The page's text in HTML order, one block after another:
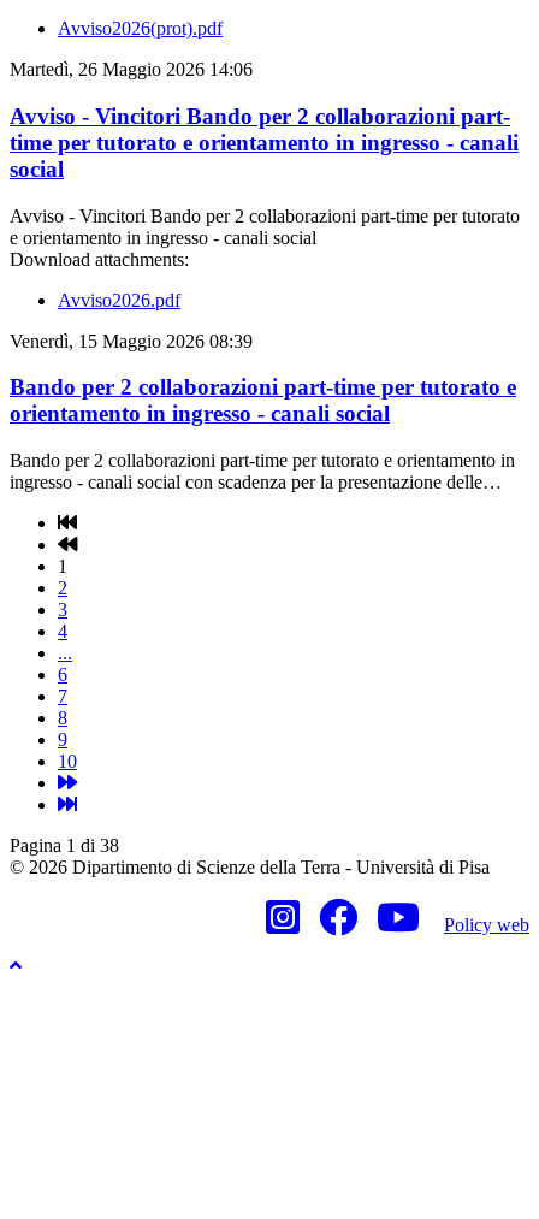
Avviso2026(prot).pdf
Martedì, 26 Maggio 2026 14:06
Avviso - Vincitori Bando per 2 collaborazioni part-
time per tutorato e orientamento in ingresso - canali
social
Avviso - Vincitori Bando per 2 collaborazioni part-time per tutorato
e orientamento in ingresso - canali social
Download attachments:
Avviso2026.pdf
Venerdì, 15 Maggio 2026 08:39
Bando per 2 collaborazioni part-time per tutorato e
orientamento in ingresso - canali social
Bando per 2 collaborazioni part-time per tutorato e orientamento in
ingresso - canali social con scadenza per la presentazione delle…
1
2
3
4
...
6
7
8
9
10
Pagina 1 di 38
© 2026 Dipartimento di Scienze della Terra - Università di Pisa
Policy web